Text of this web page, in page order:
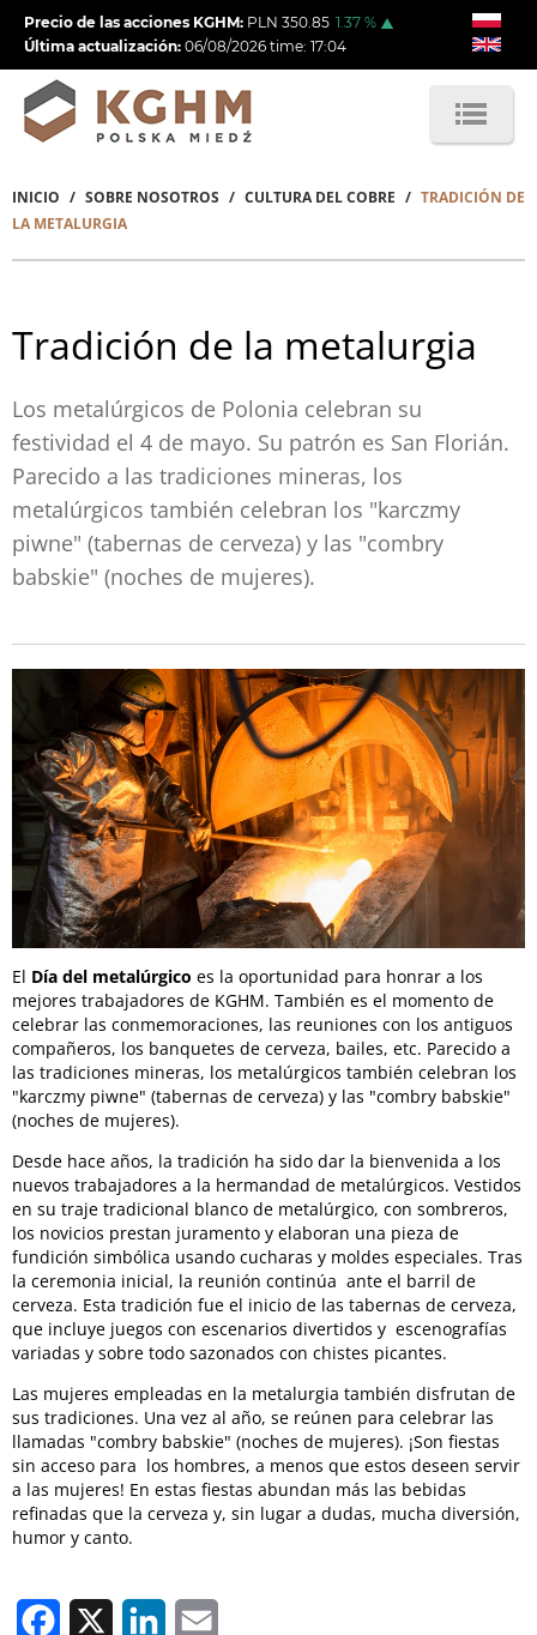
Pasar
contenido
principal
Precio de las acciones KGHM: PLN 350.85 1.37 %
Última actualización: 06/08/2026 time: 17:04
Sobrescribir
enlaces
ayuda
la
navegación
INICIO SOBRE NOSOTROS CULTURA DEL COBRE
TRADICIÓN DE
LA METALURGIA
Tradición de la metalurgia
Los metalúrgicos de Polonia celebran su
festividad el 4 de mayo. Su patrón es San Florián.
Parecido a las tradiciones mineras, los
metalúrgicos también celebran los "karczmy
piwne" (tabernas de cerveza) y las "combry
babskie" (noches de mujeres).
El Día del metalúrgico es la oportunidad para honrar a los
mejores trabajadores de KGHM. También es el momento de
celebrar las conmemoraciones, las reuniones con los antiguos
compañeros, los banquetes de cerveza, bailes, etc. Parecido a
las tradiciones mineras, los metalúrgicos también celebran los
"karczmy piwne" (tabernas de cerveza) y las "combry babskie"
(noches de mujeres).
Desde hace años, la tradición ha sido dar la bienvenida a los
nuevos trabajadores a la hermandad de metalúrgicos. Vestidos
en su traje tradicional blanco de metalúrgico, con sombreros,
los novicios prestan juramento y elaboran una pieza de
fundición simbólica usando cucharas y moldes especiales. Tras
la ceremonia inicial, la reunión continúa ante el barril de
cerveza. Esta tradición fue el inicio de las tabernas de cerveza,
que incluye juegos con escenarios divertidos y escenografías
variadas y sobre todo sazonados con chistes picantes.
Las mujeres empleadas en la metalurgia también disfrutan de
sus tradiciones. Una vez al año, se reúnen para celebrar las
llamadas "combry babskie" (noches de mujeres). ¡Son fiestas
sin acceso para los hombres, a menos que estos deseen servir
a las mujeres! En estas fiestas abundan más las bebidas
refinadas que la cerveza y, sin lugar a dudas, mucha diversión,
humor y canto.
Facebook LinkedIn